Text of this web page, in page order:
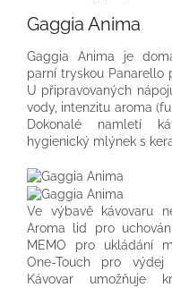
Gaggia Anima
Gaggia Anima je
parní tryskou Panarello
U připravovaných
vody, intenzitu aroma
Dokonalé namletí
hygienický mlýnek s
Ve výbavě kávovaru
Aroma lid pro
MEMO pro ukládání
One-Touch pro
Kávovar umožňuje